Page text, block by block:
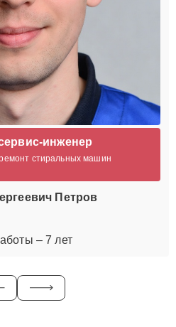
инженер
стиральных машин
Петров
– 7 лет